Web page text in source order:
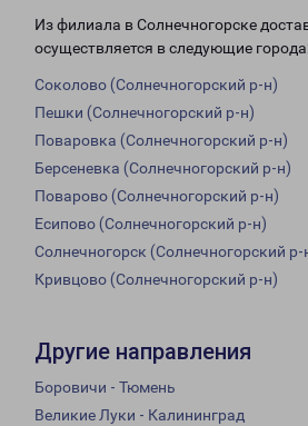
Из филиала в Солнечногорске
осуществляется в следующие города:
Соколово (Солнечногорский р-н)
Пешки (Солнечногорский р-н)
Поваровка (Солнечногорский р-н)
Берсеневка (Солнечногорский р-н)
Поварово (Солнечногорский р-н)
Есипово (Солнечногорский р-н)
Солнечногорск (Солнечногорский р-
Кривцово (Солнечногорский р-н)
Другие направления
Боровичи - Тюмень
Великие Луки - Калининград